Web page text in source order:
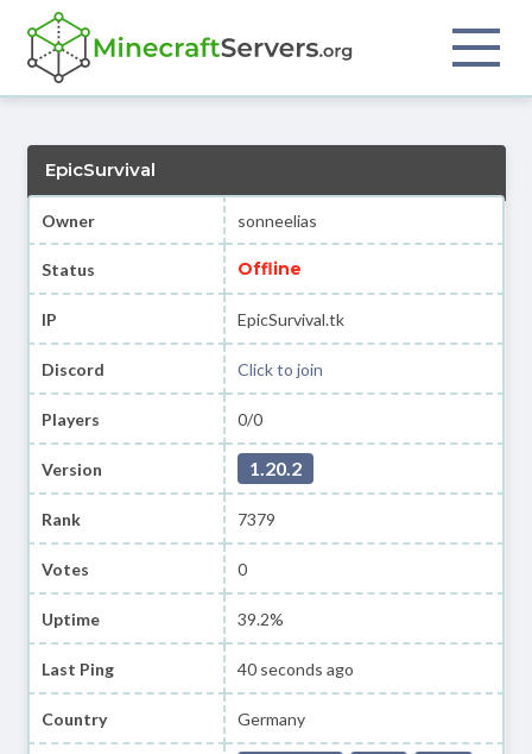
EpicSurvival
Owner sonneelias
Status Offline
IP EpicSurvival.tk
Discord Click to join
Players 0/0
Version 1.20.2
Rank 7379
Votes 0
Uptime 39.2%
Last Ping 40 seconds ago
Country Germany